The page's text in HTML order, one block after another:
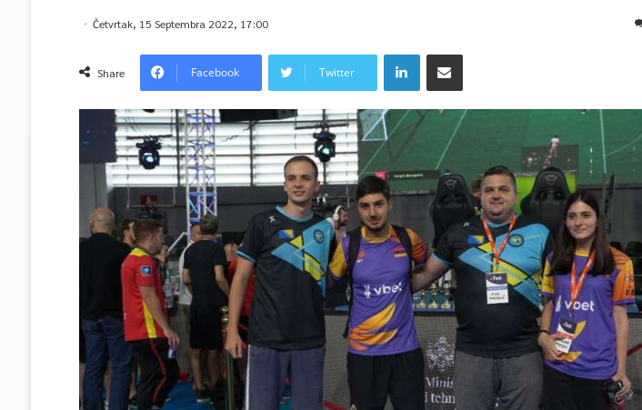
Četvrtak, 15 Septembra 2022, 17:00
Share Facebook Twitter